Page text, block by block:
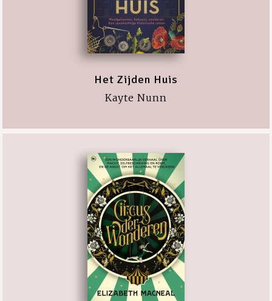
Het Zijden Huis
Kayte Nunn